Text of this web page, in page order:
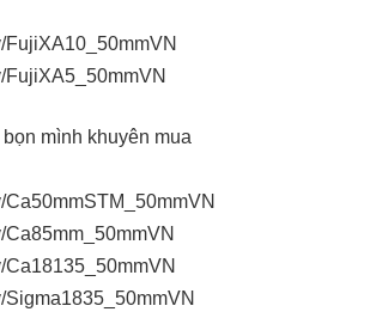
FujiXA10_50mmVN
FujiXA5_50mmVN
mình khuyên mua
Ca50mmSTM_50mmVN
Ca85mm_50mmVN
Ca18135_50mmVN
Sigma1835_50mmVN